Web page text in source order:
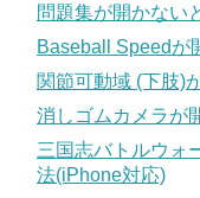
問題集が開かない
Baseball Speedが
関節可動域 (下肢)
消しゴムカメラが
三国志バトルウォ
法(iPhone対応)